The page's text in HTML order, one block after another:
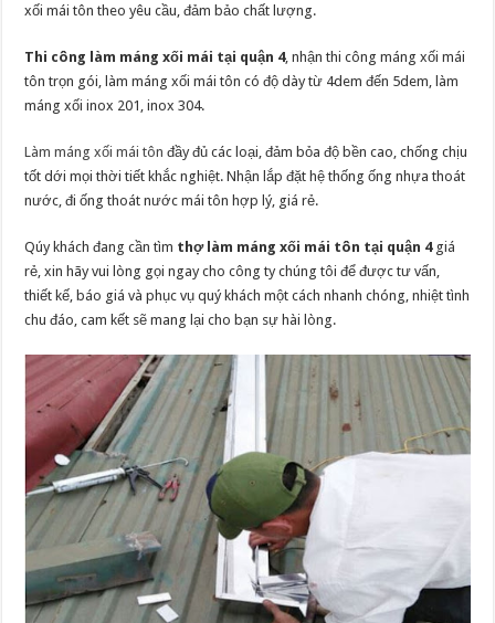
xối mái tôn theo yêu cầu, đảm bảo chất lượng.
Thi công làm máng xối mái tại quận 4, nhận thi công máng xối mái
tôn trọn gói, làm máng xối mái tôn có độ dày từ 4dem đến 5dem, làm
máng xối inox 201, inox 304.
Làm máng xối mái tôn đầy đủ các loại, đảm bỏa độ bền cao, chống chịu
tốt dới mọi thời tiết khắc nghiệt. Nhận lắp đặt hệ thống ống nhựa thoát
nước, đi ống thoát nước mái tôn hợp lý, giá rẻ.
Qúy khách đang cần tìm thợ làm máng xối mái tôn tại quận 4giá
rẻ, xin hãy vui lòng gọi ngay cho công ty chúng tôi để được tư vấn,
thiết kế, báo giá và phục vụ quý khách một cách nhanh chóng, nhiệt tình
chu đáo, cam kết sẽ mang lại cho bạn sự hài lòng.